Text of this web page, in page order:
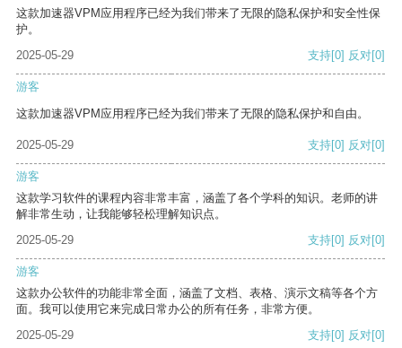
这款加速器VPM应用程序已经为我们带来了无限的隐私保护和安全性保
护。
2025-05-29
支持[0] 反对[0]
游客
这款加速器VPM应用程序已经为我们带来了无限的隐私保护和自由。
2025-05-29 支持[0] 反对[0]
游客
这款学习软件的课程内容非常丰富，涵盖了各个学科的知识。老师的讲
解非常生动，让我能够轻松理解知识点。
2025-05-29
支持[0] 反对[0]
游客
这款办公软件的功能非常全面，涵盖了文档、表格、演示文稿等各个方
面。我可以使用它来完成日常办公的所有任务，非常方便。
2025-05-29
支持[0] 反对[0]